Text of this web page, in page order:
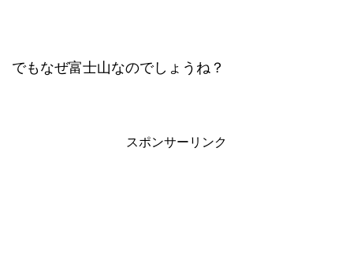
でもなぜ富士山なのでしょうね？
スポンサーリンク